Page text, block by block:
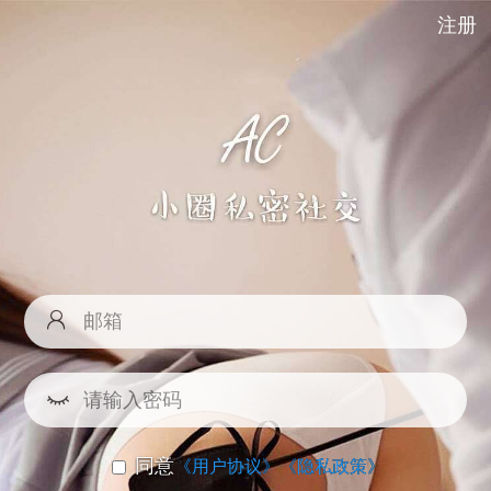
注册
同意《用户协议》《隐私政策》